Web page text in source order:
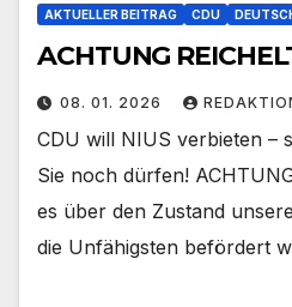
AKTUELLER BEITRAG CDU
ACHTUNG
08. 01. 2026
CDU will NIUS verbieten –
Sie noch dürfen!
es über den Zustand
die Unfähigsten befördert